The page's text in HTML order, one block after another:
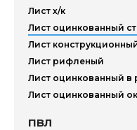
Лист х/к
Лист оцинкованный
Лист
Лист рифленый
Лист оцинкованный в
Лист оцинкованный
ПВЛ